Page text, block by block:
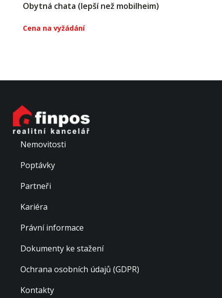
Obytná chata (lepší než mobilheim)
Cena na vyžádání
zateplení, elektroinstalace, odpadů, topení, atd.. Popis
Nemovitosti
Poptávky
Partneři
Kariéra
Právní informace
Dokumenty ke stažení
Ochrana osobních údajů (GDPR)
Kontakty